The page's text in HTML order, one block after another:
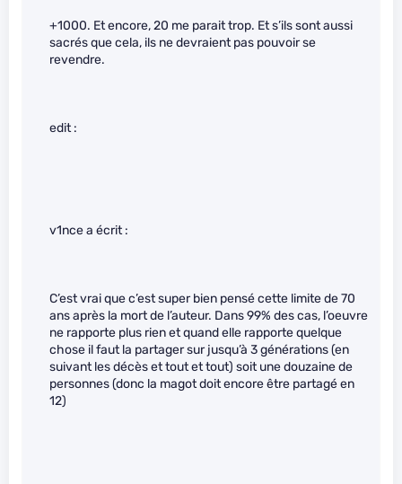
+1000. Et encore, 20 me parait trop. Et s’ils sont aussi
sacrés que cela, ils ne devraient pas pouvoir se
revendre.
edit :
v1nce a écrit :
C’est vrai que c’est super bien pensé cette limite de 70
ans après la mort de l’auteur. Dans 99% des cas, l’oeuvre
ne rapporte plus rien et quand elle rapporte quelque
chose il faut la partager sur jusqu’à 3 générations (en
suivant les décès et tout et tout) soit une douzaine de
personnes (donc la magot doit encore être partagé en
12)